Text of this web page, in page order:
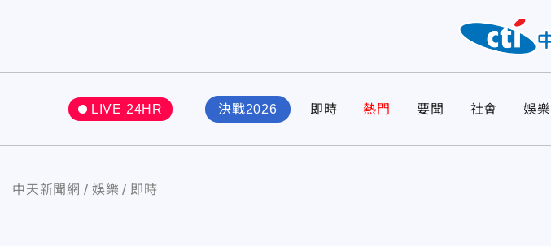
LIVE 24HR 決戰2026 即時 熱門 要聞 社會 娛樂
中天新聞網 娛樂 即時